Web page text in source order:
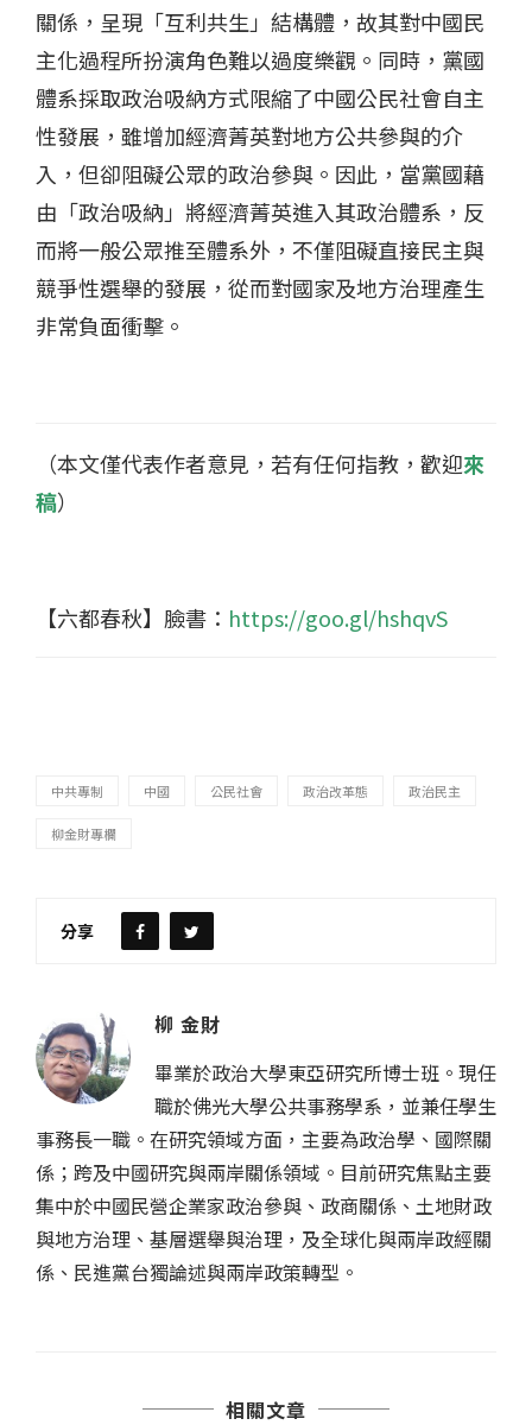
關係，呈現「互利共生」結構體，故其對中國民
主化過程所扮演角色難以過度樂觀。同時，黨國
體系採取政治吸納方式限縮了中國公民社會自主
性發展，雖增加經濟菁英對地方公共參與的介
入，但卻阻礙公眾的政治參與。因此，當黨國藉
由「政治吸納」將經濟菁英進入其政治體系，反
而將一般公眾推至體系外，不僅阻礙直接民主與
競爭性選舉的發展，從而對國家及地方治理產生
非常負面衝擊。
（本文僅代表作者意見，若有任何指教，歡迎來
稿）
【六都春秋】臉書： https://goo.gl/hshqvS
中共專制 中國 公民社會 政治改革態 政治民主
柳金財專欄
分享
柳 金財
畢業於政治大學東亞研究所博士班。現任
職於佛光大學公共事務學系，並兼任學生
事務長一職。在研究領域方面，主要為政治學、國際關
係；跨及中國研究與兩岸關係領域。目前研究焦點主要
集中於中國民營企業家政治參與、政商關係、土地財政
與地方治理、基層選舉與治理，及全球化與兩岸政經關
係、民進黨台獨論述與兩岸政策轉型。
相關文章